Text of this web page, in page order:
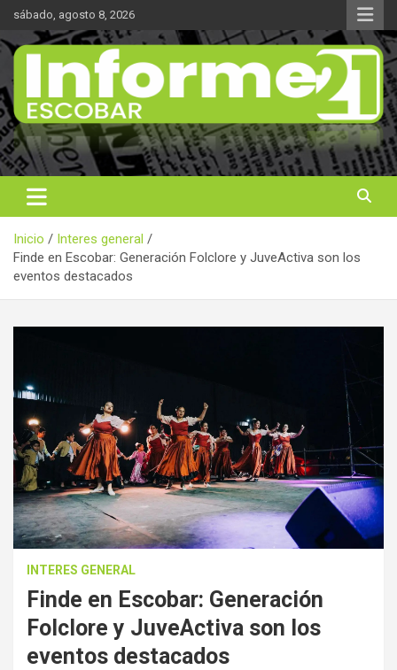
Saltar
contenido
sábado, agosto 8, 2026
Informe 21
Noticas reales
Inicio
Interes general
Finde en Escobar: Generación Folclore y JuveActiva son los
eventos destacados
INTERES GENERAL
Finde en Escobar: Generación
Folclore y JuveActiva son los
eventos destacados